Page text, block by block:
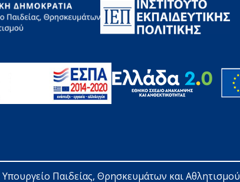
Υπουργείο Παιδείας, Θρησκευμάτων και Αθλητισμού